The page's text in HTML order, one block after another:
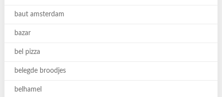
baut amsterdam
bazar
bel pizza
belegde broodjes
belhamel